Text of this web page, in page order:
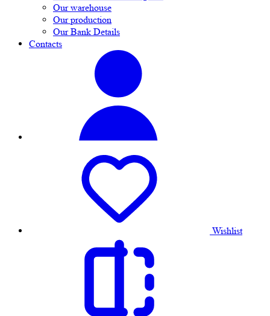
Our warehouse
Our production
Our Bank Details
Contacts
Wishlist